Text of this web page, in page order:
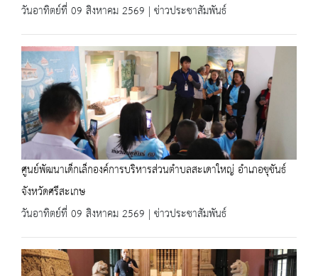
วันอาทิตย์ที่ 09 สิงหาคม 2569 | ข่าวประชาสัมพันธ์
ศูนย์พัฒนาเด็กเล็กองค์การบริหารส่วนตำบลสะเดาใหญ่ อำเภอขุขันธ์
จังหวัดศรีสะเกษ
วันอาทิตย์ที่ 09 สิงหาคม 2569 | ข่าวประชาสัมพันธ์